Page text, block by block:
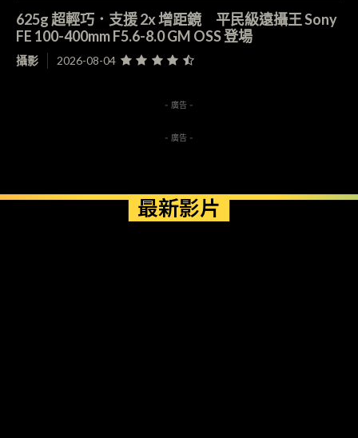
625g 超輕巧．支援 2x 增距鏡 平民級遠攝王 Sony
FE 100-400mm F5.6-8.0 GM OSS 登場
攝影 2026-08-04
- 廣告 -
- 廣告 -
最新影片